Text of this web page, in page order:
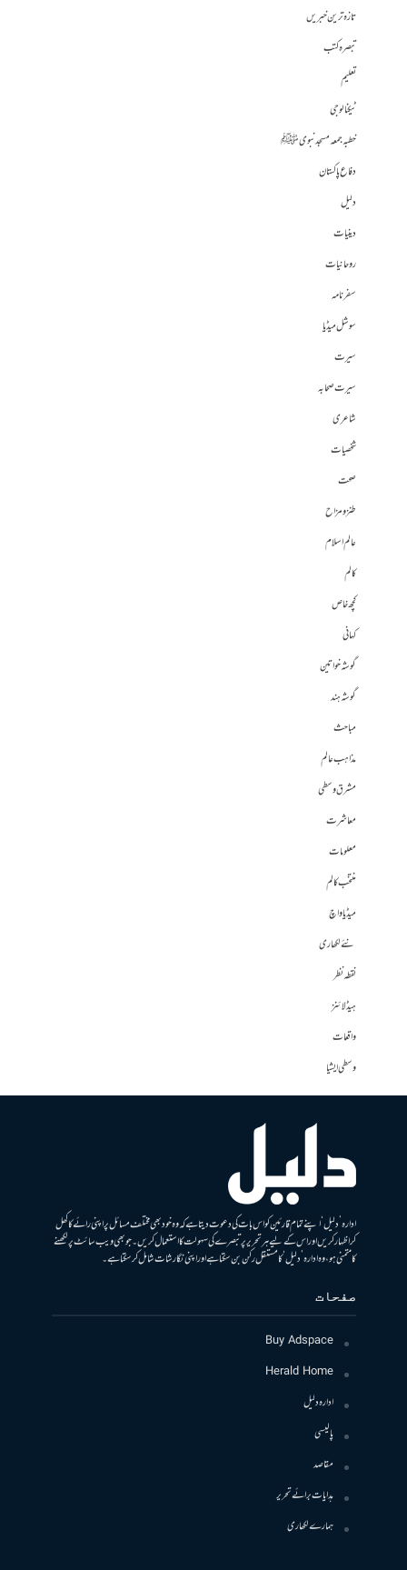
تازہ ترین خبریں
تبصرہ کتب
تعلیم
ٹیکنالوجی
خطبہ جمعہ مسجد نبوی ﷺ
دفاع پاکستان
دلیل
دینیات
روحانیات
سفرنامہ
سوشل میڈیا
سیرت
سیرت صحابہ
شاعری
شخصیات
صحت
طنز و مزاح
عالم اسلام
کالم
کچھ خاص
کہانی
گوشہ خواتین
گوشہ ہند
مباحث
مذاہب عالم
مشرق وسطی
معاشرت
معلومات
منتخب کالم
میڈیا واچ
نئے لکھاری
نقطہ نظر
ہیڈلائنز
واقعات
وسطی ایشیا
ادارہ ’دلیل‘ اپنے تمام قارئین کو اس بات کی دعوت دیتا ہے کہ وہ خود بھی مختلف مسائل پر اپنی رائے کا کھل
کر اظہار کریں اور اس کے لیے ہر تحریر پر تبصرے کی سہولت کا استعمال کریں۔ جو بھی ویب سائٹ پر لکھنے
کا متمنی ہو، وہ ادارہ ’دلیل‘ کا مستقل رکن بن سکتا ہے اور اپنی نگارشات شامل کرسکتا ہے۔
صفحات
Buy Adspace
Herald Home
ادارہ دلیل
پالیسی
مقاصد
ہدایات برائے تحریر
ہمارے لکھاری